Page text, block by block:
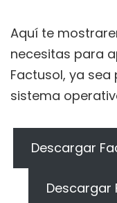
Aquí te
necesitas para
Factusol, ya
sistema
Descargar
Descargar